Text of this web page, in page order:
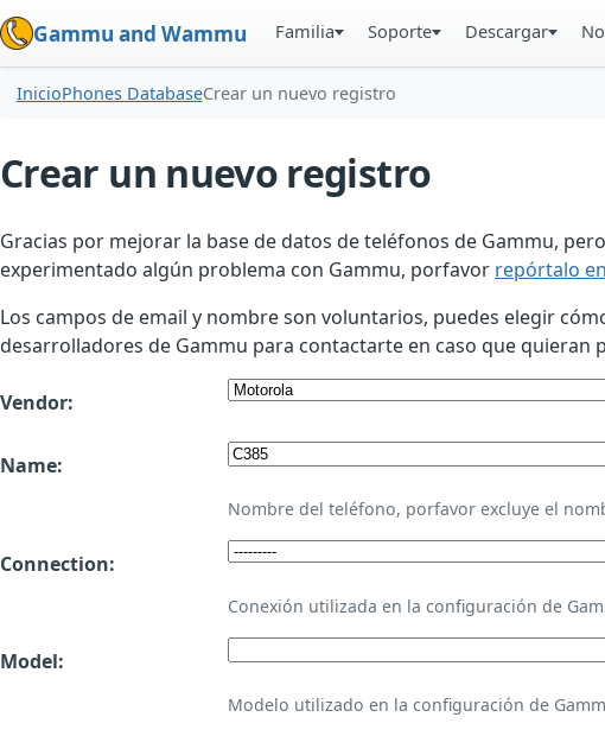
Gammu and Wammu Familia Soporte Descargar
InicioPhones DatabaseCrear un nuevo registro
Crear un nuevo registro
Gracias por mejorar la base de datos de teléfonos de Gammu,
experimentado algún problema con Gammu, porfavor repórtalo
Los campos de email y nombre son voluntarios, puedes elegir
desarrolladores de Gammu para contactarte en caso que
Vendor:
Name:
Nombre del teléfono, porfavor excluye el
Connection:
Conexión utilizada en la configuración de
Model:
Modelo utilizado en la configuración de